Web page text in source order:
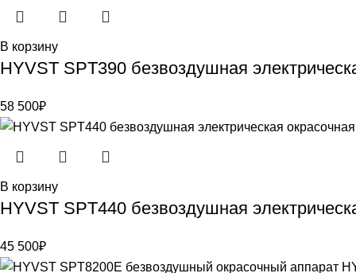
В корзину
HYVST SPT390 безвоздушная
58 500₽
В корзину
HYVST SPT440 безвоздушная
45 500₽